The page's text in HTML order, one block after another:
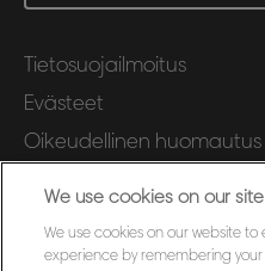
Tietosuojailmoitus
Evästeet
Oikeudellinen huomautus
Asiakastuki
We use cookies on our
We use cookies on our website
experience by remembering